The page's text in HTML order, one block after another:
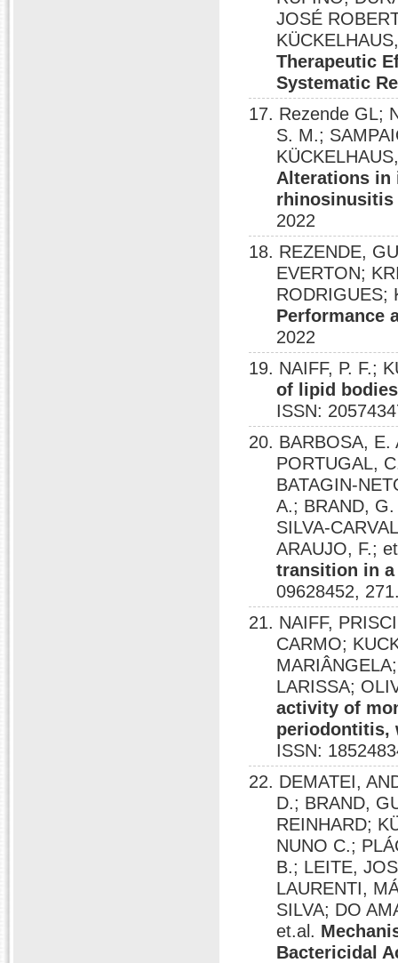
JOSÉ
Therapeutic
Systematic
17. Rezende GL;
S. M.;
Alterations in
2022
18. REZENDE,
EVERTON;
RODRIGUES;
Performance
2022
19. NAIFF, P. F.;
of lipid
ISSN:
20. BARBOSA, E.
PORTUGAL,
BATAGIN-
A.; BRAND,
SILVA-
ARAUJO, F.;
transition in
09628452,
21. NAIFF,
CARMO;
LARISSA;
activity of
periodontitis,
ISSN:
22. DEMATEI,
D.; BRAND,
REINHARD;
NUNO C.;
B.; LEITE,
LAURENTI,
SILVA; DO
et.al.
Bactericidal